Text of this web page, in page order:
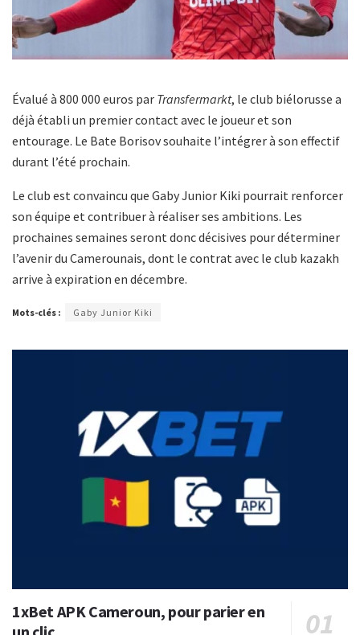
Évalué à 800 000 euros par Transfermarkt, le club biélorusse a
déjà établi un premier contact avec le joueur et son
entourage. Le Bate Borisov souhaite l’intégrer à son effectif
durant l’été prochain.
Le club est convaincu que Gaby Junior Kiki pourrait renforcer
son équipe et contribuer à réaliser ses ambitions. Les
prochaines semaines seront donc décisives pour déterminer
l’avenir du Camerounais, dont le contrat avec le club kazakh
arrive à expiration en décembre.
Mots-clés : Gaby Junior Kiki
1xBet APK Cameroun, pour parier en